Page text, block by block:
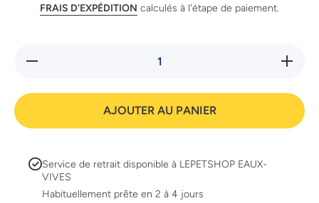
FRAIS D'EXPÉDITION calculés à l'étape de paiement.
Réduire
la
Colonne
en sisal
AJOUTER AU PANIER
Service de retrait disponible à LEPETSHOP EAUX-
VIVES
Habituellement prête en 2 à 4 jours